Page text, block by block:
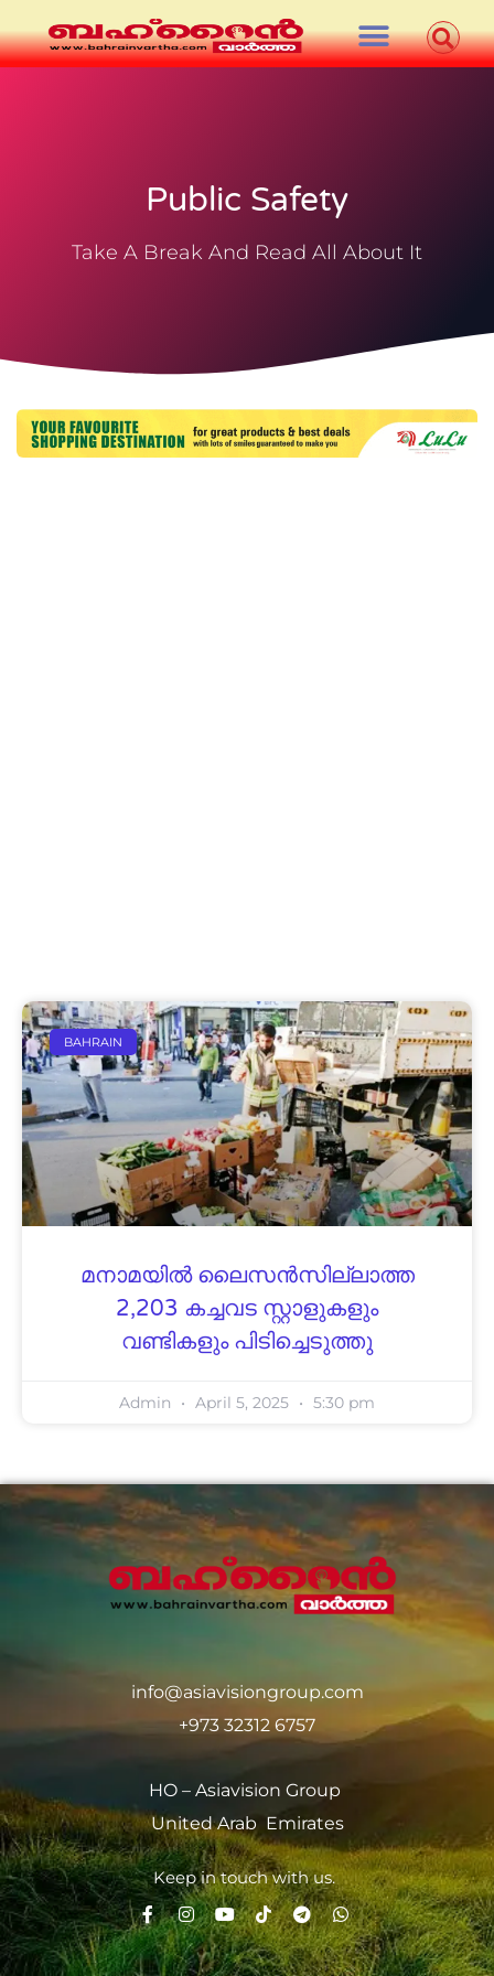
Public Safety
Take A Break And Read All About It
BAHRAIN
മനാമയില്‍ ലൈസന്‍സില്ലാത്ത
2,203 കച്ചവട സ്റ്റാളുകളും
വണ്ടികളും പിടിച്ചെടുത്തു
Admin April 5, 2025 5:30 pm
info@asiavisiongroup.com
+973 32312 6757
HO – Asiavision Group
United Arab Emirates
Keep in touch with us.